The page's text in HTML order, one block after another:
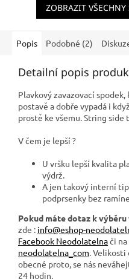
ZOBRAZIT
Popis Podobné (2)
Detailní popis
Plavkový zavazovací
postavě a dobře vypadá i
prostě ke všemu. String side
V čem je lepší ?
U vršku lepší kvalita
výdrž.
A jen takový interní
podprsenky bez
Pokud máte dotaz k
zde : info@eshop-
Facebook Neodolatelnači
neodolatelna_com. Velikosti
obecné proto, se nás
24 hodin.